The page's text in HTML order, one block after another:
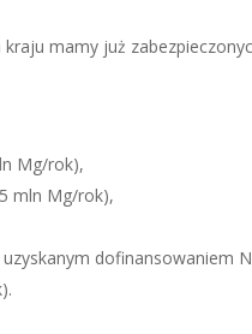
mamy już
Mg/rok),
mln Mg/rok),
dofinansowaniem